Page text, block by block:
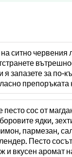
ситно червения
я запазете за по-
препоръката
песто сос от
ядки,
пармезан,
Песто
и вкусен аромат